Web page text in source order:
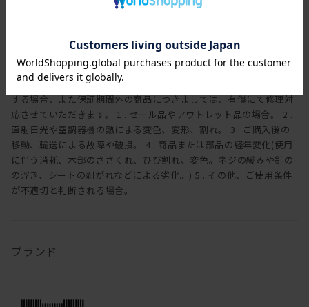
より3年間の製品保証を致します。また製品に付属する照明やコン
セントなどの電気用品に関しましては、1年間の保証を致します。
万一製造上、および構造設計上の欠陥による不良、破損などにつき
ましては、弊社の保証規定に従って無償で修理または交換させてい
ただきます。状況により、送料をご負担していただく場合がござい
ますので、予めご了承ください。保証期間内でも下記の内容に該当
する場合、また保証期間外の商品につきましては、有償にて修理対
応させていただきます。 1 . セール品やアウトレット品の場合。 2 .
直射日光や空調器機の熱による変色、変形、割れ。 3 . ご購入後の
移動、輸送による故障や破損。 4 . 商品または部品の経年変化(使用
に伴う消耗、木部のささくれ、ひび割れ、変色。ネジの緩みや釘の
の浮き、シートの剥がれなどによる劣化。) 5 . その他、ご使用条件
が不適切と判断される場合。
ブランド